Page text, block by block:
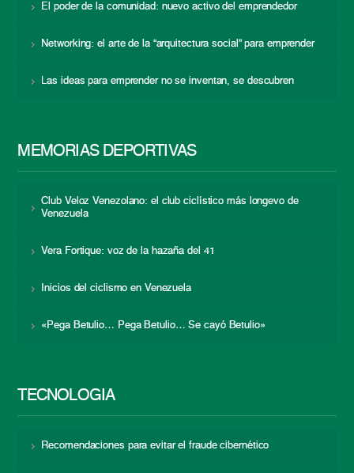
El poder de la comunidad: nuevo activo del emprendedor
Networking: el arte de la “arquitectura social” para emprender
Las ideas para emprender no se inventan, se descubren
MEMORIAS DEPORTIVAS
Club Veloz Venezolano: el club ciclístico más longevo de
Venezuela
Vera Fortique: voz de la hazaña del 41
Inicios del ciclismo en Venezuela
«Pega Betulio… Pega Betulio… Se cayó Betulio»
TECNOLOGÍA
Recomendaciones para evitar el fraude cibernético